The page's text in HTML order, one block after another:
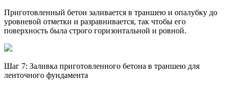
Приготовленный бетон заливается в траншею и опалубку до
уровневой отметки и разравнивается, так чтобы его
поверхность была строго горизонтальной и ровной.
Шаг 7: Заливка приготовленного бетона в траншею для
ленточного фундамента